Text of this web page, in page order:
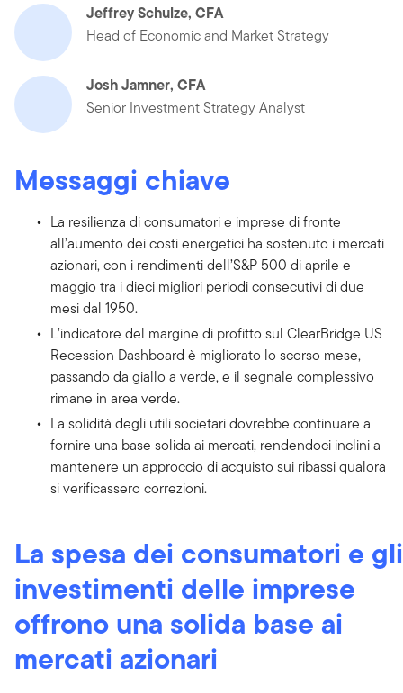
Jeffrey Schulze, CFA
Head of Economic and Market Strategy
Josh Jamner, CFA
Senior Investment Strategy Analyst
Messaggi chiave
La resilienza di consumatori e imprese di fronte
all’aumento dei costi energetici ha sostenuto i mercati
azionari, con i rendimenti dell’S&P 500 di aprile e
maggio tra i dieci migliori periodi consecutivi di due
mesi dal 1950.
L’indicatore del margine di profitto sul ClearBridge US
Recession Dashboard è migliorato lo scorso mese,
passando da giallo a verde, e il segnale complessivo
rimane in area verde.
La solidità degli utili societari dovrebbe continuare a
fornire una base solida ai mercati, rendendoci inclini a
mantenere un approccio di acquisto sui ribassi qualora
si verificassero correzioni.
La spesa dei consumatori e gli
investimenti delle imprese
offrono una solida base ai
mercati azionari